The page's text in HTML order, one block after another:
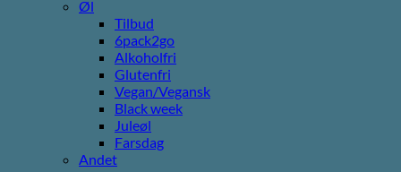
Øl
Tilbud
6pack2go
Alkoholfri
Glutenfri
Vegan/Vegansk
Black week
Juleøl
Farsdag
Andet